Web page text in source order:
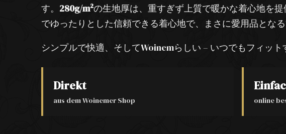
す。 280g/m²の生地厚は、重すぎず上質で暖かな着心地を提
でゆったりとした信頼できる着心地で、まさに愛用品となる
シンプルで快適、そしてWoinemらしい – いつでもフィット
Direkt
aus dem Woinemer Shop online